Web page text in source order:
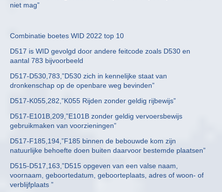
niet mag”
Combinatie boetes WID 2022 top 10
D517 is WID gevolgd door andere feitcode zoals D530 en
aantal 783 bijvoorbeeld
D517-D530,783,”D530 zich in kennelijke staat van
dronkenschap op de openbare weg bevinden”
D517-K055,282,”K055 Rijden zonder geldig rijbewijs”
D517-E101B,209,”E101B zonder geldig vervoersbewijs
gebruikmaken van voorzieningen”
D517-F185,194,”F185 binnen de bebouwde kom zijn
natuurlijke behoefte doen buiten daarvoor bestemde plaatsen”
D515-D517,163,”D515 opgeven van een valse naam,
voornaam, geboortedatum, geboorteplaats, adres of woon- of
verblijfplaats ”